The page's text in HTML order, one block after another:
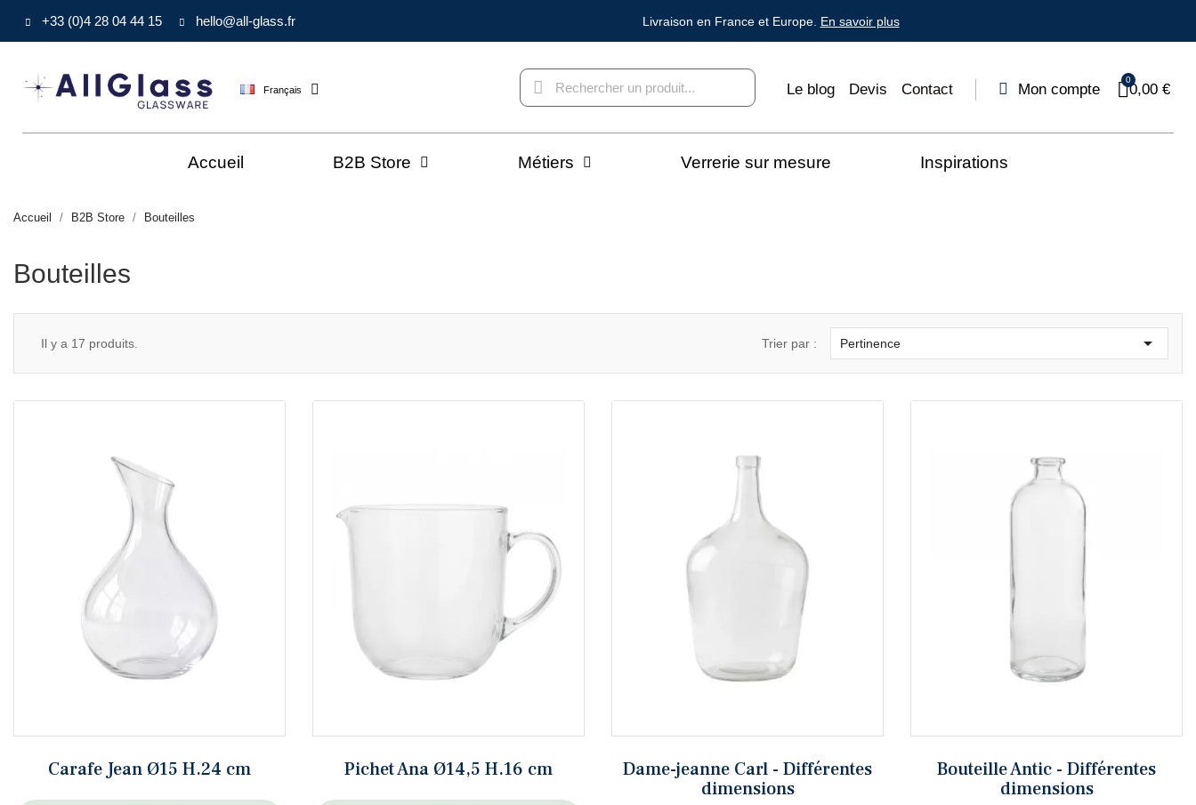
+33 (0)4 28 04 44 15 hello@all-glass.fr Livraison en France et Europe. En savoir plus
Français Le blog Devis Contact Mon compte 0,00 €
Accueil B2B Store Métiers Verrerie sur mesure Inspirations
Accueil B2B Store Bouteilles
Bouteilles
Il y a 17 produits. Trier par : Pertinence 
Carafe Jean Ø15 H.24 cm Pichet Ana Ø14,5 H.16 cm
Dame-jeanne Carl - Différentes
dimensions
Bouteille Antic - Différentes
dimensions